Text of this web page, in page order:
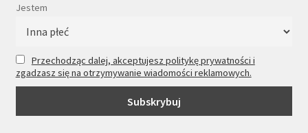
Jestem
Przechodząc dalej, akceptujesz politykę prywatności i
zgadzasz się na otrzymywanie wiadomości reklamowych.